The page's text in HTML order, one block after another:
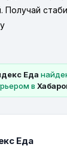
Еда
в
Еда